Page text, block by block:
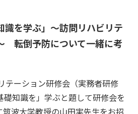
識を学ぶ」～訪問リハビリテ
転倒予防について一緒に考
テーション研修会（実務者研修
礎知識を」学ぶと題して研修会を
筑波大学教授の山田実先生をお招